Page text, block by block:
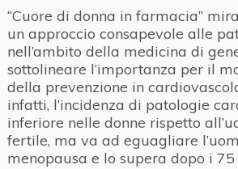
“Cuore di donna in farmacia”
un approccio consapevole alle
nell’ambito della medicina di
sottolineare l’importanza per il
della prevenzione in
infatti, l’incidenza di patologie
inferiore nelle donne rispetto
fertile, ma va ad eguagliare
menopausa e lo supera dopo i 75